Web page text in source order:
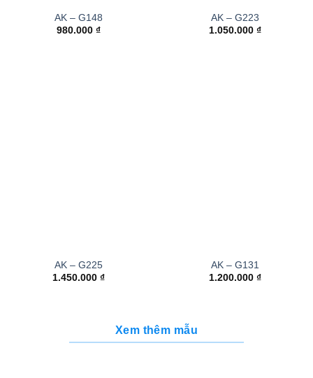
AK – G148
980.000 ₫
AK – G223
1.050.000 ₫
AK – G225
1.450.000 ₫
AK – G131
1.200.000 ₫
Xem thêm mẫu